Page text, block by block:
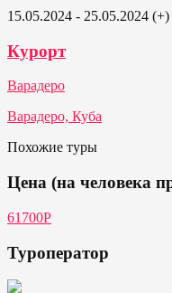
15.05.2024 - 25.05.2024 (+)
Курорт
Варадеро
Варадеро, Куба
Похожие туры
Цена (на человека
61700Р
Туроператор